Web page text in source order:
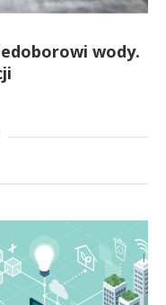
wody.